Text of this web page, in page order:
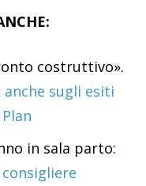
costruttivo».
sugli esiti
in sala parto: